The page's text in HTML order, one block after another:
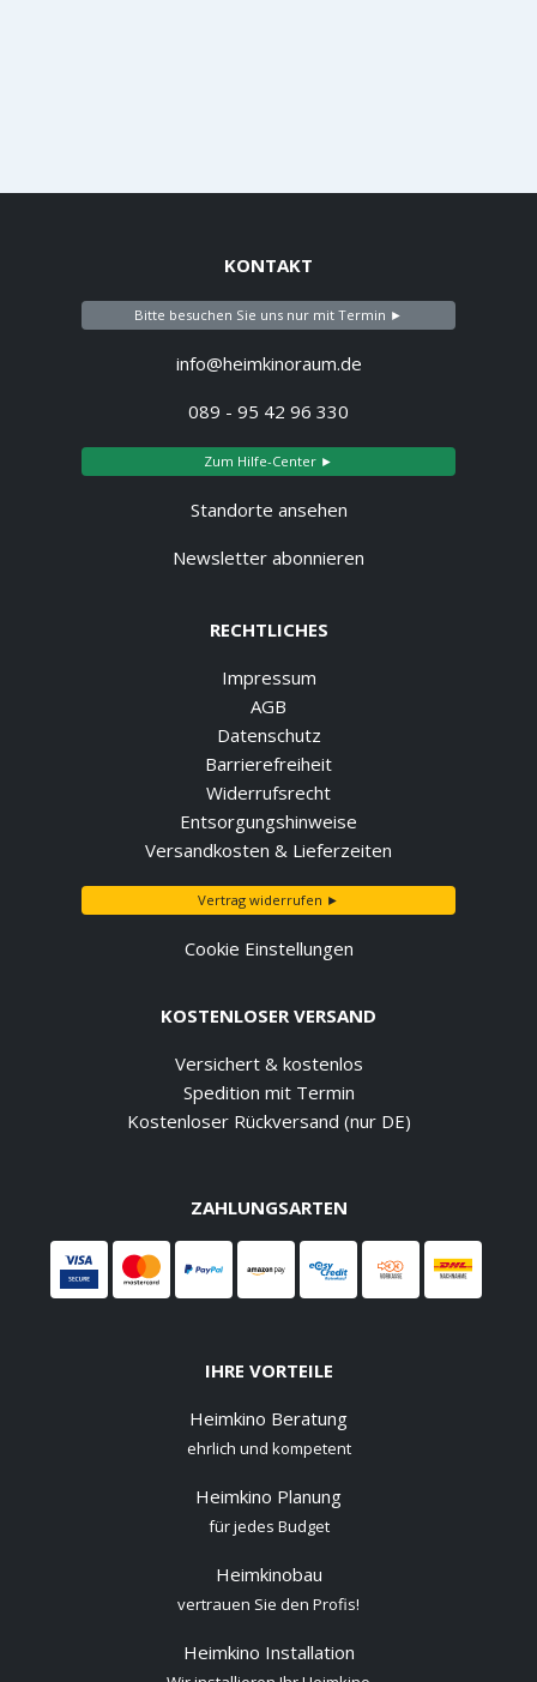
KONTAKT
Bitte besuchen Sie uns nur mit Termin ►
info@heimkinoraum.de
089 - 95 42 96 330
Zum Hilfe-Center ►
Standorte ansehen
Newsletter abonnieren
RECHTLICHES
Impressum
AGB
Datenschutz
Barrierefreiheit
Widerrufsrecht
Entsorgungshinweise
Versandkosten & Lieferzeiten
Vertrag widerrufen ►
Cookie Einstellungen
KOSTENLOSER VERSAND
Versichert & kostenlos
Spedition mit Termin
Kostenloser Rückversand (nur DE)
ZAHLUNGSARTEN
IHRE VORTEILE
Heimkino Beratung
ehrlich und kompetent
Heimkino Planung
für jedes Budget
Heimkinobau
vertrauen Sie den Profis!
Heimkino Installation